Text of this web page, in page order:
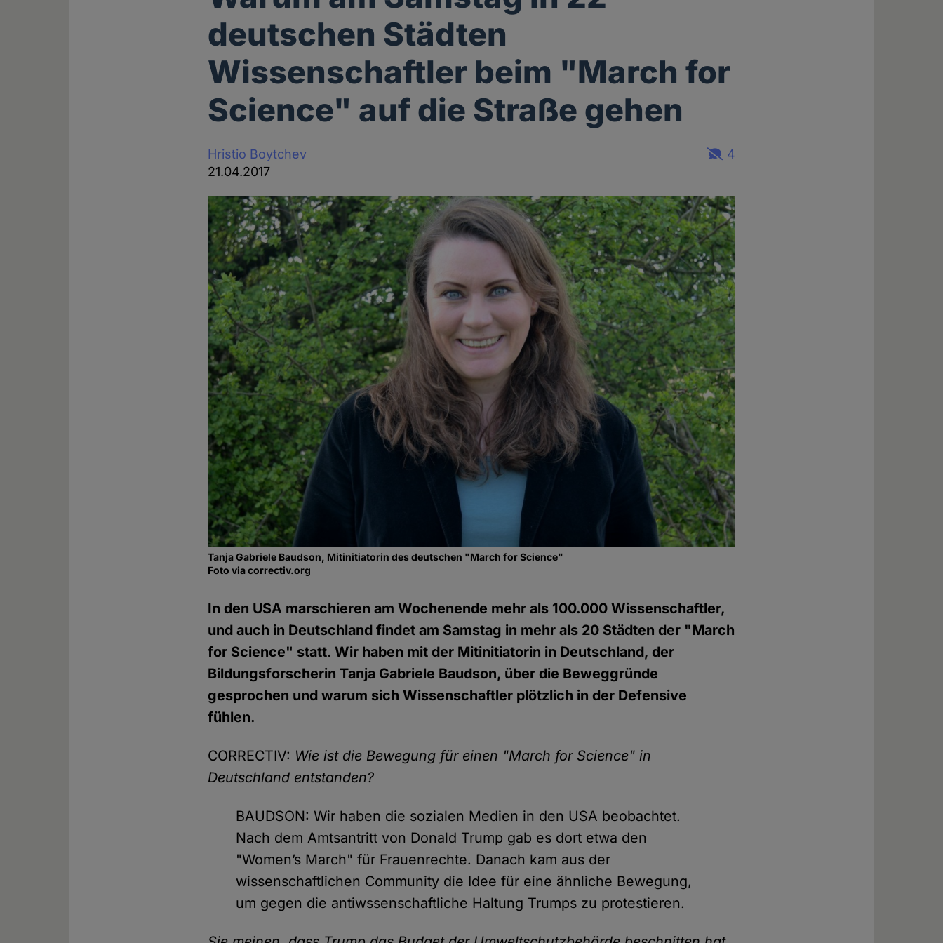
deutschen Städten
Wissenschaftler beim "March for
Science" auf die Straße gehen
Hristio Boytchev
21.04.2017
4
Tanja Gabriele Baudson, Mitinitiatorin des deutschen "March for Science"
Foto via correctiv.org
In den USA marschieren am Wochenende mehr als 100.000 Wissenschaftler,
und auch in Deutschland findet am Samstag in mehr als 20 Städten der "March
for Science" statt. Wir haben mit der Mitinitiatorin in Deutschland, der
Bildungsforscherin Tanja Gabriele Baudson, über die Beweggründe
gesprochen und warum sich Wissenschaftler plötzlich in der Defensive
fühlen.
CORRECTIV: Wie ist die Bewegung für einen "March for Science" in
Deutschland entstanden?
BAUDSON: Wir haben die sozialen Medien in den USA beobachtet.
Nach dem Amtsantritt von Donald Trump gab es dort etwa den
"Women’s March" für Frauenrechte. Danach kam aus der
wissenschaftlichen Community die Idee für eine ähnliche Bewegung,
um gegen die antiwssenschaftliche Haltung Trumps zu protestieren.